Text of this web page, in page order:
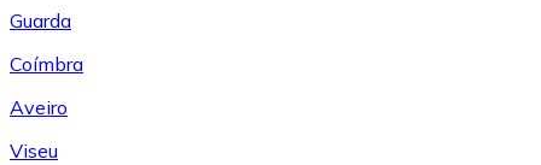
Guarda
Coímbra
Aveiro
Viseu